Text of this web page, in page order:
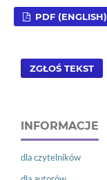
PDF (ENGLISH)
ZGŁOŚ TEKST
INFORMACJE
dla czytelników